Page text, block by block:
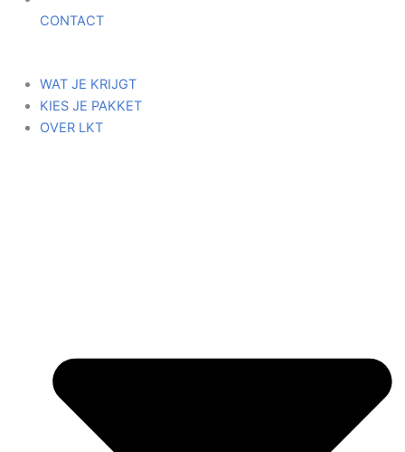
CONTACT
WAT JE KRIJGT
KIES JE PAKKET
OVER LKT